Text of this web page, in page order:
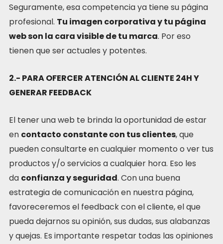
Seguramente, esa competencia ya tiene su página
profesional. Tu imagen corporativa y tu página
web son la cara visible de tu marca. Por eso
tienen que ser actuales y potentes.
2.- PARA OFERCER ATENCIÓN AL CLIENTE 24H Y
GENERAR FEEDBACK
El tener una web te brinda la oportunidad de estar
en contacto constante con tus clientes, que
pueden consultarte en cualquier momento o ver tus
productos y/o servicios a cualquier hora. Eso les
da confianza y seguridad. Con una buena
estrategia de comunicación en nuestra página,
favoreceremos el feedback con el cliente, el que
pueda dejarnos su opinión, sus dudas, sus alabanzas
y quejas. Es importante respetar todas las opiniones